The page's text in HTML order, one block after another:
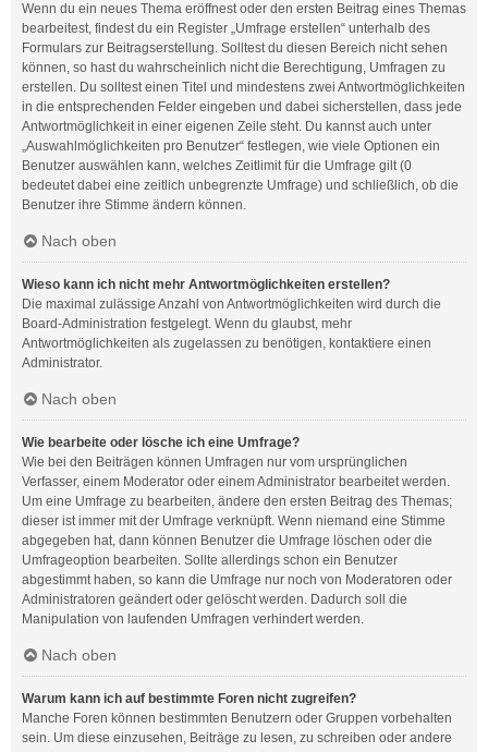
Wenn du ein neues Thema eröffnest oder den ersten Beitrag eines Themas
bearbeitest, findest du ein Register „Umfrage erstellen“ unterhalb des
Formulars zur Beitragserstellung. Solltest du diesen Bereich nicht sehen
können, so hast du wahrscheinlich nicht die Berechtigung, Umfragen zu
erstellen. Du solltest einen Titel und mindestens zwei Antwortmöglichkeiten
in die entsprechenden Felder eingeben und dabei sicherstellen, dass jede
Antwortmöglichkeit in einer eigenen Zeile steht. Du kannst auch unter
„Auswahlmöglichkeiten pro Benutzer“ festlegen, wie viele Optionen ein
Benutzer auswählen kann, welches Zeitlimit für die Umfrage gilt (0
bedeutet dabei eine zeitlich unbegrenzte Umfrage) und schließlich, ob die
Benutzer ihre Stimme ändern können.
Nach oben
Wieso kann ich nicht mehr Antwortmöglichkeiten erstellen?
Die maximal zulässige Anzahl von Antwortmöglichkeiten wird durch die
Board-Administration festgelegt. Wenn du glaubst, mehr
Antwortmöglichkeiten als zugelassen zu benötigen, kontaktiere einen
Administrator.
Nach oben
Wie bearbeite oder lösche ich eine Umfrage?
Wie bei den Beiträgen können Umfragen nur vom ursprünglichen
Verfasser, einem Moderator oder einem Administrator bearbeitet werden.
Um eine Umfrage zu bearbeiten, ändere den ersten Beitrag des Themas;
dieser ist immer mit der Umfrage verknüpft. Wenn niemand eine Stimme
abgegeben hat, dann können Benutzer die Umfrage löschen oder die
Umfrageoption bearbeiten. Sollte allerdings schon ein Benutzer
abgestimmt haben, so kann die Umfrage nur noch von Moderatoren oder
Administratoren geändert oder gelöscht werden. Dadurch soll die
Manipulation von laufenden Umfragen verhindert werden.
Nach oben
Warum kann ich auf bestimmte Foren nicht zugreifen?
Manche Foren können bestimmten Benutzern oder Gruppen vorbehalten
sein. Um diese einzusehen, Beiträge zu lesen, zu schreiben oder andere